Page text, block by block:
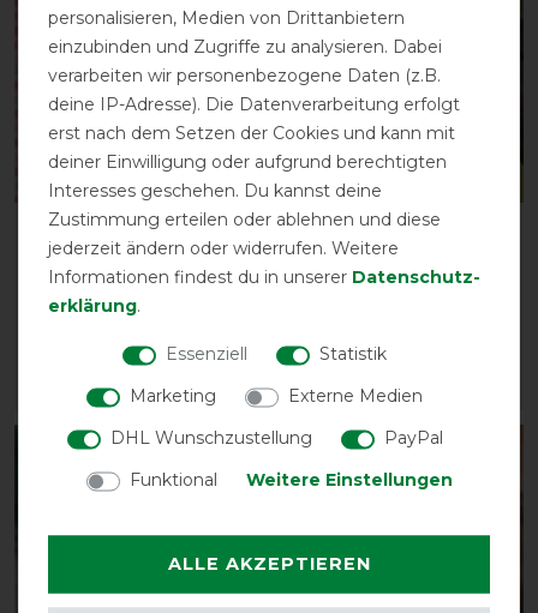
Busse
Fliegenkordelband
VISBY II
vorher 3,90 €
ARTIKEL MERKEN
Bestseller
Busse Fliegenmaske
Twin Fit Flexi
ARTIKEL MERKEN
-13% -14%
personalisieren, Medien von Drittanbietern
einzubinden und Zugriffe zu analysieren. Dabei
verarbeiten wir personenbezogene Daten (z.B.
deine IP-Adresse). Die Datenverarbeitung erfolgt
erst nach dem Setzen der Cookies und kann mit
deiner Einwilligung oder aufgrund berechtigten
Interesses geschehen. Du kannst deine
Zustimmung erteilen oder ablehnen und diese
jederzeit ändern oder widerrufen. Weitere
Informationen findest du in unserer Daten­schutz­
erklärung.
Essenziell
Statistik
Marketing
Externe Medien
DHL Wunschzustellung
PayPal
Funktional
Weitere Einstellungen
ALLE AKZEPTIEREN